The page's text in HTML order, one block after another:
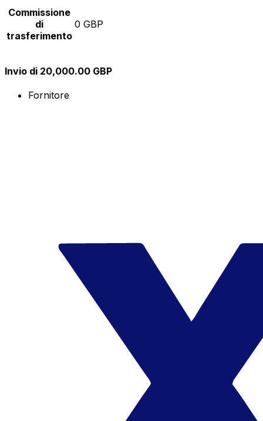
Commissione
di
trasferimento
0 GBP
Invio di 20,000.00 GBP
Fornitore